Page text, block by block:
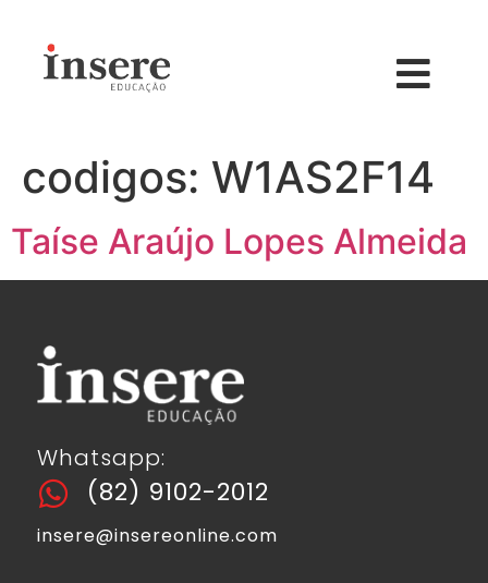
codigos: W1AS2F14
Taíse Araújo Lopes Almeida
Whatsapp:
(82) 9102-2012
insere@insereonline.com